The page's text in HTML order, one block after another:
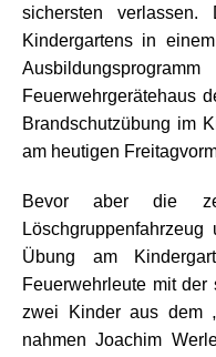
sichersten verlassen.
Kindergartens in
Feuerwehrgerätehaus
Brandschutzübung im
am heutigen
Bevor aber die
Übung am
Feuerwehrleute mit der
zwei Kinder aus dem
nahmen Joachim